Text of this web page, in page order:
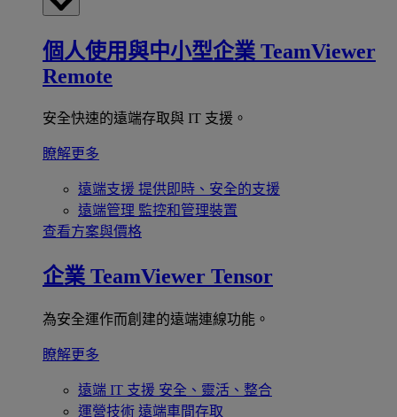
個人使用與中小型企業 TeamViewer
Remote
安全快速的遠端存取與 IT 支援。
瞭解更多
遠端支援 提供即時、安全的支援
遠端管理 監控和管理裝置
查看方案與價格
企業 TeamViewer Tensor
為安全運作而創建的遠端連線功能。
瞭解更多
遠端 IT 支援 安全、靈活、整合
運營技術 遠端車間存取